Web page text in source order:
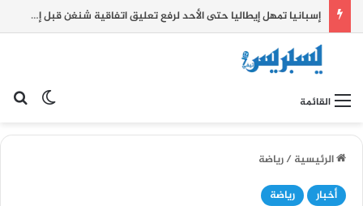
إسبانيا تمهل إيطاليا حتى الأحد لرفع تعليق اتفاقية شنغن قبل إتخاذ إجراءات مضادة.
القائمة
الرئيسية/رياضة
أخبار
رياضة